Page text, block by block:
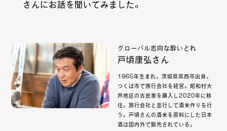
さんにお話を聞いてみました。
グローバル志向な酔いどれ
戸頃康弘さん
1965年生まれ。茨城県筑西市出身。
つくば市で旅行会社を経営。昭和村大
芦地区の古民家を購入し2020年に移
住。旅行会社と並行して酒米作りを行
う。戸頃さんの酒米を原料にした日本
酒は国内外で販売されている。